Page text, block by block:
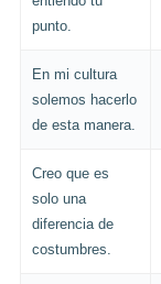
punto.
En mi cultura
solemos hacerlo
de esta manera.
Creo que es
solo una
diferencia de
costumbres.